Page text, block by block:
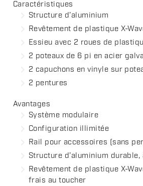
Caractéristiques
Structure d’aluminium
Revêtement de plastique X-
Essieu avec 2 roues de
2 poteaux de 6 pi en acier
2 capuchons en vinyle sur
2 pentures
Avantages
Système modulaire
Configuration illimitée
Rail pour accessoires (sans
Structure d’aluminium
Revêtement de plastique X-
frais au toucher